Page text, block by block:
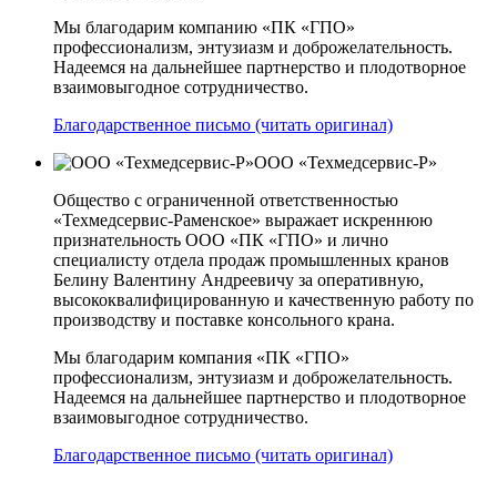
Мы благодарим компанию «ПК «ГПО»
профессионализм, энтузиазм и доброжелательность.
Надеемся на дальнейшее партнерство и плодотворное
взаимовыгодное сотрудничество.
Благодарственное письмо (читать оригинал)
ООО «Техмедсервис-Р»
Общество с ограниченной ответственностью
«Техмедсервис-Раменское» выражает искреннюю
признательность ООО «ПК «ГПО» и лично
специалисту отдела продаж промышленных кранов
Белину Валентину Андреевичу за оперативную,
высококвалифицированную и качественную работу по
производству и поставке консольного крана.
Мы благодарим компания «ПК «ГПО»
профессионализм, энтузиазм и доброжелательность.
Надеемся на дальнейшее партнерство и плодотворное
взаимовыгодное сотрудничество.
Благодарственное письмо (читать оригинал)